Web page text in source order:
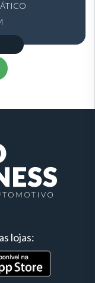
lojas: